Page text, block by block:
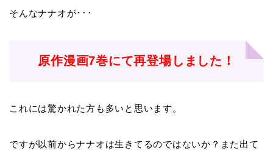
そんなナナオが･･･
原作漫画7巻にて再登場しました！
これには驚かれた方も多いと思います。
ですが以前からナナオは生きてるのではないか？また出て